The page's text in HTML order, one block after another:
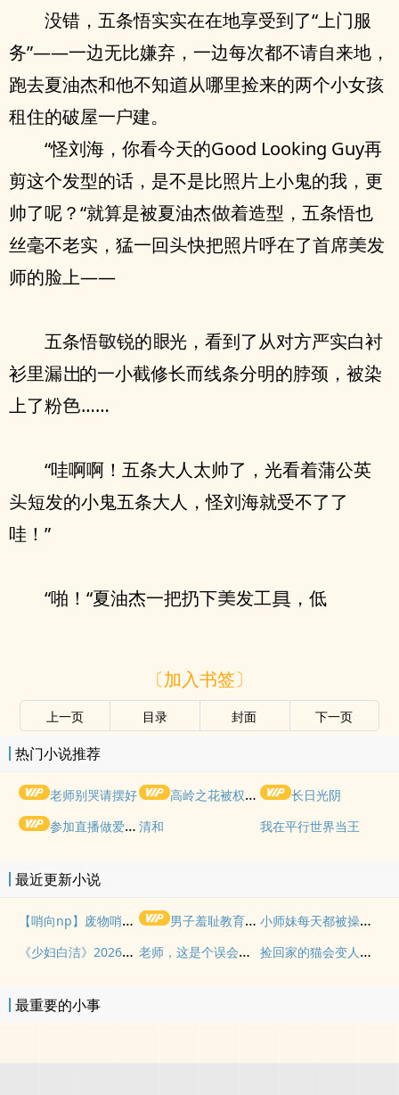
没错，五条悟实实在在地享受到了“上门服
务”——一边无比嫌弃，一边每次都不请自来地，
跑去夏油杰和他不知
从哪里捡来的两个小女孩
租住的破屋一
建。
“怪刘海，你看今天的Good Looking Guy再
剪这个发型的话，是不是比照片上小鬼的我，更
帅了呢？“就算是被夏油杰
着造型，五条悟也
丝毫不老实，猛一回
快把照片呼在了首席
发
师的脸上——
五条悟 锐的
光，看到了从对方严实白衬
衫里漏
的一小截修长而线条分明的脖颈，被染
上了粉
……
“哇啊啊！五条大人太帅了，光看着蒲公英
短发的小鬼五条大人，怪刘海就受不了了
哇！”
“啪！“夏油杰一把扔下 发工 ，低
〔加入书签〕
上一页 目录 封面 下一页
热门小说推荐
老师别哭请摆好 高岭之花被权贵轮了后
长日光阴
参加直播做爱综艺后我火了(NPH)
清和 我在平行世界当王
最近更新小说
【哨向np】废物哨兵求生指南 男子羞耻教育世界（gb四爱女攻/高H）
小师妹每天都被操干不止（nph）
《少妇白洁》2026重制版
老师，这是个误会（gl，纯百） 捡回家的猫会变人（纯百）
最重要的小事